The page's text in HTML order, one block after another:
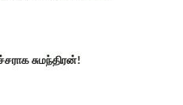
சுமந்திரன்!